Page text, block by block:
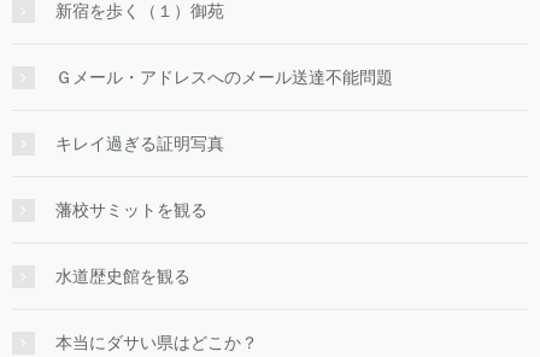
新宿を歩く（１）御苑
Ｇメール・アドレスへのメール送達不能問題
キレイ過ぎる証明写真
藩校サミットを観る
水道歴史館を観る
本当にダサい県はどこか？